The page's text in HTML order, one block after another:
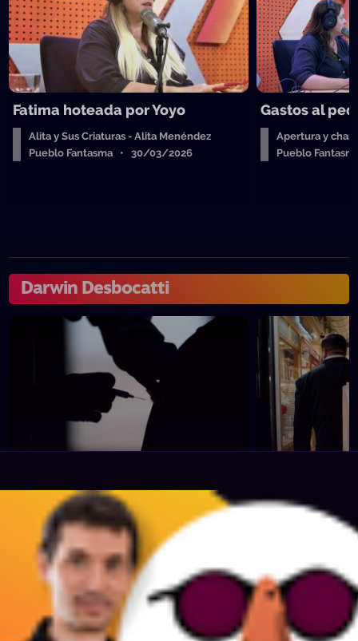
Fatima hoteada por Yoyo
Alita y Sus Criaturas - Alita Menéndez
Pueblo Fantasma • 30/03/2026
Gastos al
Apertura y
Pueblo
Darwin Desbocatti
excursiones para vacunarse
contra el meningococo en el
Norte
Columna de Darwin
No Toquen Nada • 05/08/2026
cómo corren
gobierno
Columna de
No Toquen